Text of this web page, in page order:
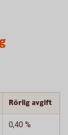
Rörlig avgift
0,40 %